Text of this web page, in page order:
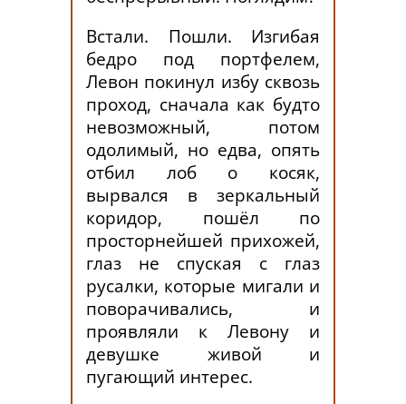
Встали. Пошли. Изгибая
бедро под портфелем,
Левон покинул избу сквозь
проход, сначала как будто
невозможный, потом
одолимый, но едва, опять
отбил лоб о косяк,
вырвался в зеркальный
коридор, пошёл по
просторнейшей прихожей,
глаз не спуская с глаз
русалки, которые мигали и
поворачивались, и
проявляли к Левону и
девушке живой и
пугающий интерес.